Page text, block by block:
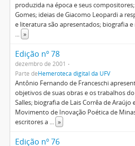
produzida na época e seus
Gomes; ideias de Giacomo Leopardi a
e literatura são apresentados; biografia
... »
Edição nº 78
dezembro de 2001
Parte deHemeroteca digital da UFV
Antônio Fernando de Franceschi
objetivos de suas obras e os trabalhos
Salles; biografia de Lais Corrêa de Araújo
Movimento de Inovação Poética de
escritores a ... »
Edição nº 76